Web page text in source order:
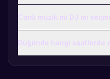
Canlı müzik mi DJ mi
Düğünde hangi saatlerde